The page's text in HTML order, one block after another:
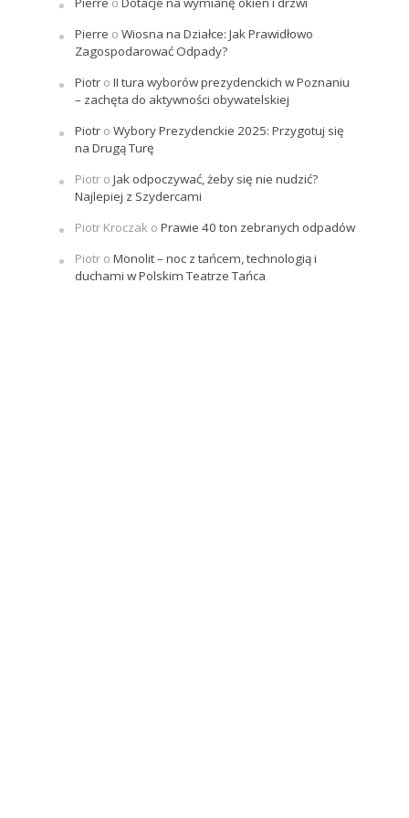
Pierre o Wiosna na Działce: Jak Prawidłowo
Zagospodarować Odpady?
Piotro II tura wyborów prezydenckich w Poznaniu
– zachęta do aktywności obywatelskiej
Piotro Wybory Prezydenckie 2025: Przygotuj się
na Drugą Turę
Piotro Jak odpoczywać, żeby się nie nudzić?
Najlepiej z Szydercami
Piotr Kroczako Prawie 40 ton zebranych odpadów
Piotro Monolit – noc z tańcem, technologią i
duchami w Polskim Teatrze Tańca